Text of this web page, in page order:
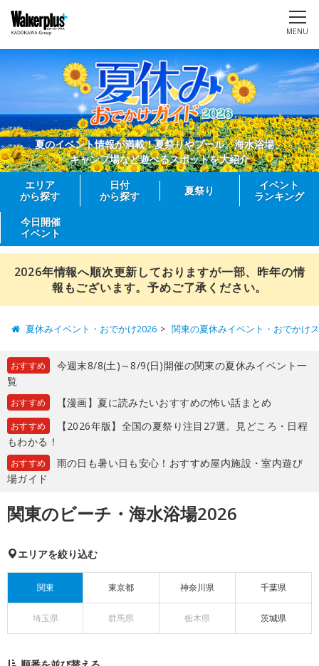
MENU
夏のイベント情報が満載！夏祭りやプール、海水浴場、
キャンプ場など遊べるスポットを大紹介
エリア
から探す
日付
から探す
夏祭り
イベント
ランキング
今日開催
イベント
2026年情報へ順次更新しておりますが一部、昨年の情
報もございます。予めご了承ください。
夏休みイベント・おでかけ2026 関東の夏休みイベント・おでかけ
おすすめ
今週末8/8(土)～8/9(日)開催の関東の夏休みイベント一
覧
おすすめ 【漫画】夏に読みたいおすすめの怖い話まとめ
おすすめ
【2026年版】全国の夏祭り注目27選。見どころ・日程
もわかる！
おすすめ
雨の日も暑い日も安心！おすすめ屋内施設・室内遊び
場ガイド
関東のビーチ・海水浴場2026
エリアを絞り込む
関東 東京都 神奈川県 千葉県
埼玉県 群馬県 栃木県 茨城県